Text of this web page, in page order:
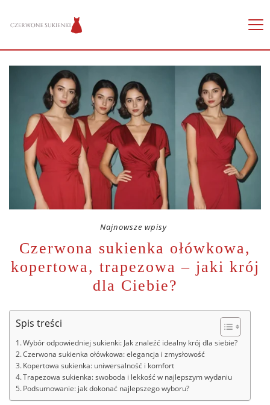
Najnowsze wpisy
Czerwona sukienka ołówkowa,
kopertowa, trapezowa – jaki krój
dla Ciebie?
Spis treści
Wybór odpowiedniej sukienki: Jak znaleźć idealny krój dla siebie?
Czerwona sukienka ołówkowa: elegancja i zmysłowość
Kopertowa sukienka: uniwersalność i komfort
Trapezowa sukienka: swoboda i lekkość w najlepszym wydaniu
Podsumowanie: jak dokonać najlepszego wyboru?